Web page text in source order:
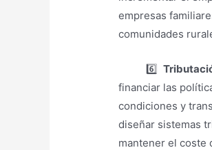
empresas
comunidades
6️⃣
financiar las
condiciones y
diseñar sistemas
mantener el coste